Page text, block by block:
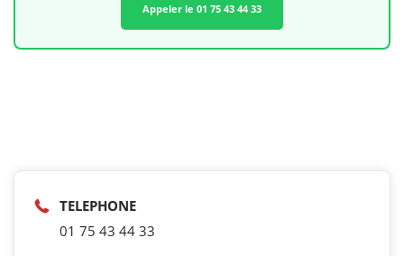
Appeler le 01 75 43 44 33
TELEPHONE
01 75 43 44 33